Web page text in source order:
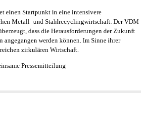
einen Startpunkt in eine intensivere
Metall- und Stahlrecyclingwirtschaft. Der VDM
dass die Herausforderungen der Zukunft
angegangen werden können. Im Sinne ihrer
zirkulären Wirtschaft.
Pressemitteilung